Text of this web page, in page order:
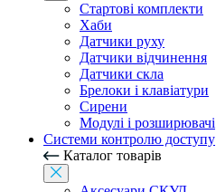
Стартові комплекти
Хаби
Датчики руху
Датчики відчинення
Датчики скла
Брелоки і клавіатури
Сирени
Модулі і розширювачі
Системи контролю доступу
Каталог товарів